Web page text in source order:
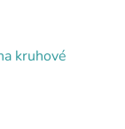
kruhové